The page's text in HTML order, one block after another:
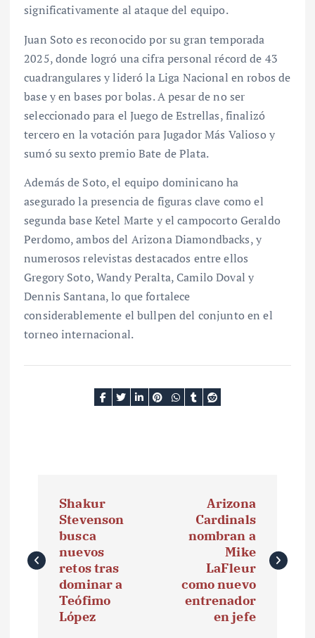
significativamente al ataque del equipo.
Juan Soto es reconocido por su gran temporada
2025, donde logró una cifra personal récord de 43
cuadrangulares y lideró la Liga Nacional en robos de
base y en bases por bolas. A pesar de no ser
seleccionado para el Juego de Estrellas, finalizó
tercero en la votación para Jugador Más Valioso y
sumó su sexto premio Bate de Plata.
Además de Soto, el equipo dominicano ha
asegurado la presencia de figuras clave como el
segunda base Ketel Marte y el campocorto Geraldo
Perdomo, ambos del Arizona Diamondbacks, y
numerosos relevistas destacados entre ellos
Gregory Soto, Wandy Peralta, Camilo Doval y
Dennis Santana, lo que fortalece
considerablemente el bullpen del conjunto en el
torneo internacional.
v
e
Shakur
Stevenson
busca
nuevos
retos tras
dominar a
Teófimo
López
Arizona
Cardinals
nombran a
Mike
LaFleur
como nuevo
entrenador
en jefe